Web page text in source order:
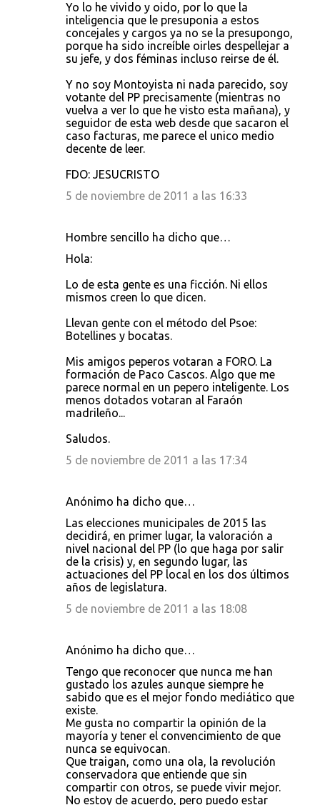
Yo lo he vivido y oido, por lo que la
inteligencia que le presuponia a estos
concejales y cargos ya no se la presupongo,
porque ha sido increíble oirles despellejar a
su jefe, y dos féminas incluso reirse de él.
Y no soy Montoyista ni nada parecido, soy
votante del PP precisamente (mientras no
vuelva a ver lo que he visto esta mañana), y
seguidor de esta web desde que sacaron el
caso facturas, me parece el unico medio
decente de leer.
FDO: JESUCRISTO
5 de noviembre de 2011 a las 16:33
Hombre sencillo ha dicho que…
Hola:
Lo de esta gente es una ficción. Ni ellos
mismos creen lo que dicen.
Llevan gente con el método del Psoe:
Botellines y bocatas.
Mis amigos peperos votaran a FORO. La
formación de Paco Cascos. Algo que me
parece normal en un pepero inteligente. Los
menos dotados votaran al Faraón
madrileño...
Saludos.
5 de noviembre de 2011 a las 17:34
Anónimo ha dicho que…
Las elecciones municipales de 2015 las
decidirá, en primer lugar, la valoración a
nivel nacional del PP (lo que haga por salir
de la crisis) y, en segundo lugar, las
actuaciones del PP local en los dos últimos
años de legislatura.
5 de noviembre de 2011 a las 18:08
Anónimo ha dicho que…
Tengo que reconocer que nunca me han
gustado los azules aunque siempre he
sabido que es el mejor fondo mediático que
existe.
Me gusta no compartir la opinión de la
mayoría y tener el convencimiento de que
nunca se equivocan.
Que traigan, como una ola, la revolución
conservadora que entiende que sin
compartir con otros, se puede vivir mejor.
No estoy de acuerdo, pero puedo estar